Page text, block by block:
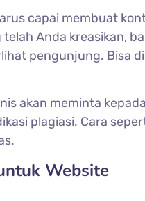
capai membuat
Anda kreasikan,
pengunjung. Bisa
akan meminta
plagiasi. Cara
Website